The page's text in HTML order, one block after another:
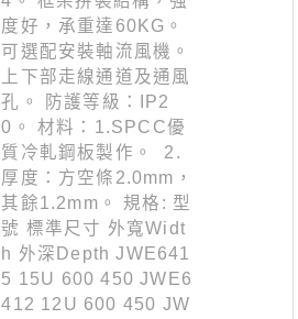
度好，承重達60KG。
可選配安裝軸流風機。
上下部走線通道及通風
孔。 防護等級：IP2
0。 材料：1.SPCC優
質冷軋鋼板製作。 2.
厚度：方空條2.0mm，
其餘1.2mm。 規格: 型
號 標準尺寸 外寬Widt
h 外深Depth JWE641
5 15U 600 450 JWE6
412 12U 600 450 JW